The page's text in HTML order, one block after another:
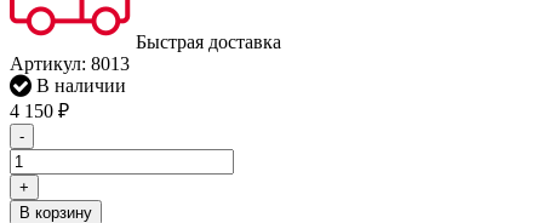
Быстрая доставка
Артикул: 8013
В наличии
4 150 ₽
-
+
В корзину